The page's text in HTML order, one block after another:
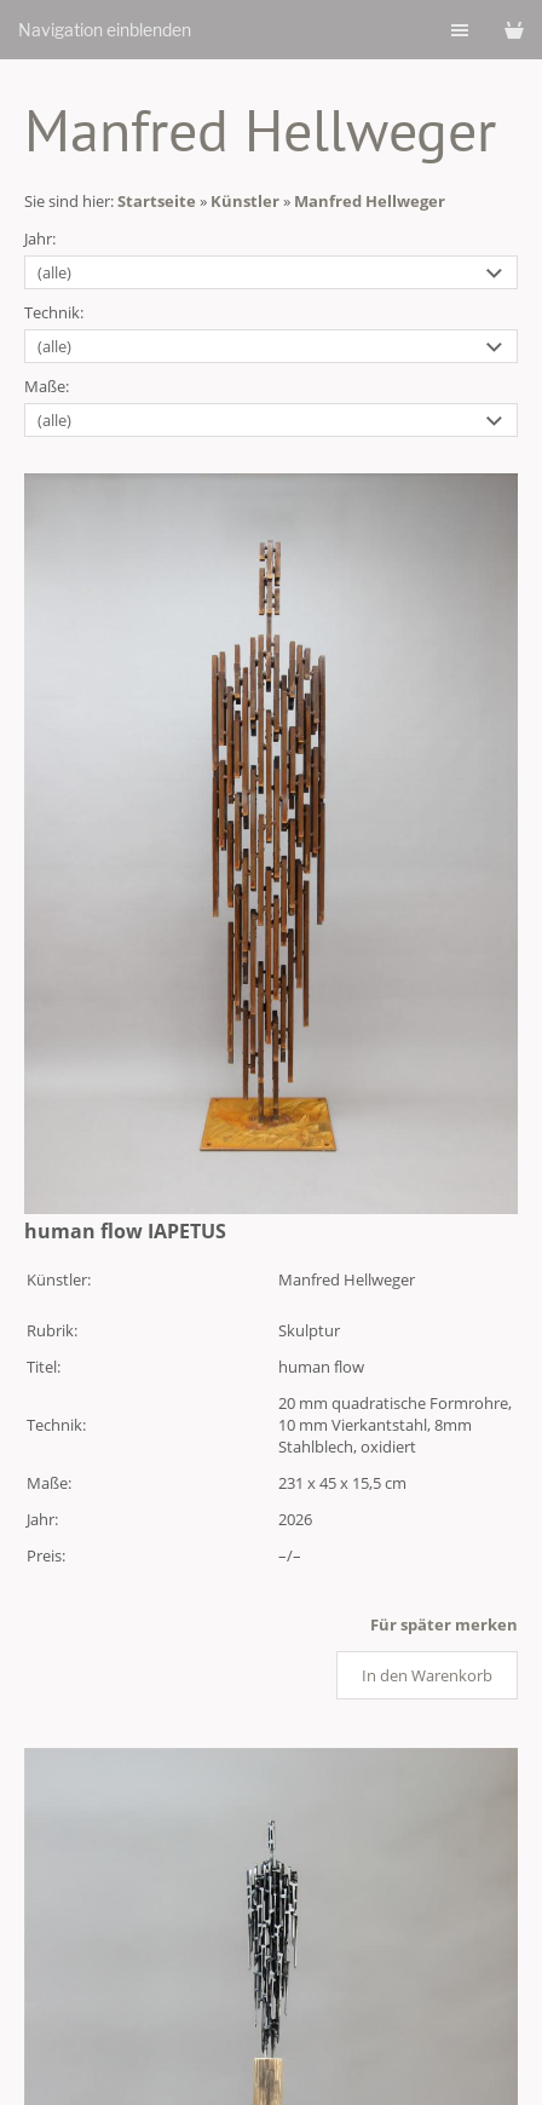
Navigation einblenden
Manfred Hellweger
Sie sind hier:Startseite » Künstler» Manfred Hellweger
Jahr:
Technik:
Maße:
human flow IAPETUS
Künstler: Manfred Hellweger
Rubrik:
Skulptur
Titel:
human flow
Technik:
20 mm quadratische Formrohre,
10 mm Vierkantstahl, 8mm
Stahlblech, oxidiert
Maße:
231 x 45 x 15,5 cm
Jahr:
2026
Preis:
–/–
Für später merken
In den Warenkorb